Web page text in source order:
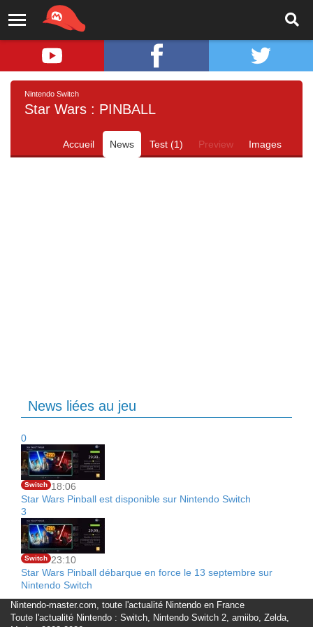
Nintendo Switch
Star Wars : PINBALL
Accueil News Test (1) Preview Images
News liées au jeu
0
Switch 18:06
Star Wars Pinball est disponible sur Nintendo Switch
3
Switch 23:10
Star Wars Pinball débarque en force le 13 septembre sur
Nintendo Switch
Nintendo-master.com, toute l'actualité Nintendo en France
Toute l'actualité Nintendo : Switch, Nintendo Switch 2, amiibo, Zelda,